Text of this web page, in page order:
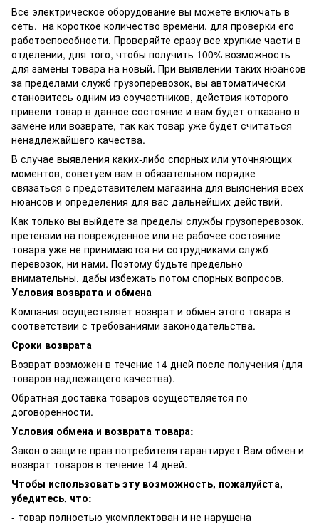
Все электрическое оборудование вы можете включать в
сеть, на короткое количество времени, для проверки его
работоспособности. Проверяйте сразу все хрупкие части в
отделении, для того, чтобы получить 100% возможность
для замены товара на новый. При выявлении таких нюансов
за пределами служб грузоперевозок, вы автоматически
становитесь одним из соучастников, действия которого
привели товар в данное состояние и вам будет отказано в
замене или возврате, так как товар уже будет считаться
ненадлежайшего качества.
В случае выявления каких-либо спорных или уточняющих
моментов, советуем вам в обязательном порядке
связаться с представителем магазина для выяснения всех
нюансов и определения для вас дальнейших действий.
Как только вы выйдете за пределы службы грузоперевозок,
претензии на поврежденное или не рабочее состояние
товара уже не принимаются ни сотрудниками служб
перевозок, ни нами. Поэтому будьте предельно
внимательны, дабы избежать потом спорных вопросов.
Условия возврата и обмена
Компания осуществляет возврат и обмен этого товара в
соответствии с требованиями законодательства.
Сроки возврата
Возврат возможен в течение 14 дней после получения (для
товаров надлежащего качества).
Обратная доставка товаров осуществляется по
договоренности.
Условия обмена и возврата товара:
Закон о защите прав потребителя гарантирует Вам обмен и
возврат товаров в течение 14 дней.
Чтобы использовать эту возможность, пожалуйста,
убедитесь, что:
- товар полностью укомплектован и не нарушена